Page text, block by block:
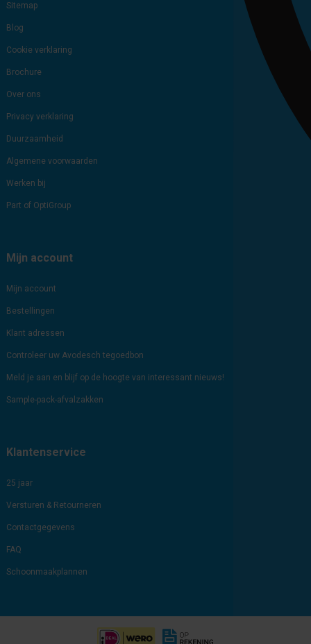
Sitemap
Blog
Cookie verklaring
Brochure
Over ons
Privacy verklaring
Duurzaamheid
Algemene voorwaarden
Werken bij
Part of OptiGroup
Mijn account
Mijn account
Bestellingen
Klant adressen
Controleer uw Avodesch tegoedbon
Meld je aan en blijf op de hoogte van interessant nieuws!
Sample-pack-afvalzakken
Klantenservice
25 jaar
Versturen & Retourneren
Contactgegevens
FAQ
Schoonmaakplannen